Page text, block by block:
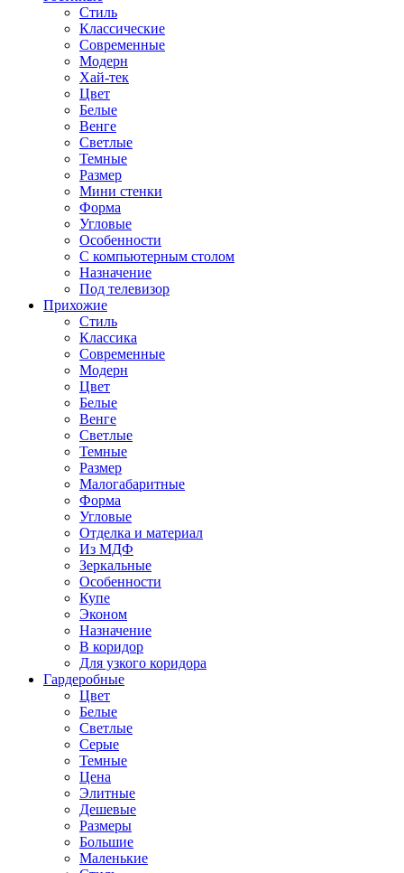
Стиль
Классические
Современные
Модерн
Хай-тек
Цвет
Белые
Венге
Светлые
Темные
Размер
Мини стенки
Форма
Угловые
Особенности
С компьютерным столом
Назначение
Под телевизор
Прихожие
Стиль
Классика
Современные
Модерн
Цвет
Белые
Венге
Светлые
Темные
Размер
Малогабаритные
Форма
Угловые
Отделка и материал
Из МДФ
Зеркальные
Особенности
Купе
Эконом
Назначение
В коридор
Для узкого коридора
Гардеробные
Цвет
Белые
Светлые
Серые
Темные
Цена
Элитные
Дешевые
Размеры
Большие
Маленькие